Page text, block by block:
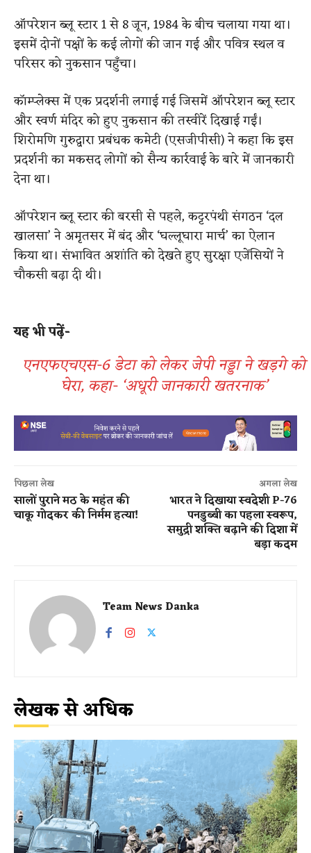
ऑपरेशन ब्लू स्टार 1 से 8 जून, 1984 के बीच चलाया गया था।
इसमें दोनों पक्षों के कई लोगों की जान गई और पवित्र स्थल व
परिसर को नुकसान पहुँचा।
कॉम्प्लेक्स में एक प्रदर्शनी लगाई गई जिसमें ऑपरेशन ब्लू स्टार
और स्वर्ण मंदिर को हुए नुकसान की तस्वीरें दिखाई गईं।
शिरोमणि गुरुद्वारा प्रबंधक कमेटी (एसजीपीसी) ने कहा कि इस
प्रदर्शनी का मकसद लोगों को सैन्य कार्रवाई के बारे में जानकारी
देना था।
ऑपरेशन ब्लू स्टार की बरसी से पहले, कट्टरपंथी संगठन ‘दल
खालसा’ ने अमृतसर में बंद और ‘घल्लूघारा मार्च’ का ऐलान
किया था। संभावित अशांति को देखते हुए सुरक्षा एजेंसियों ने
चौकसी बढ़ा दी थी।
यह भी पढ़ें-
एनएफएचएस-6 डेटा को लेकर जेपी नड्डा ने खड़गे को
घेरा, कहा- ‘अधूरी जानकारी खतरनाक’
पिछला लेख
सालों पुराने मठ के महंत की
चाकू गोदकर की निर्मम हत्या!
अगला लेख
भारत ने दिखाया स्वदेशी P-76
पनडुब्बी का पहला स्वरूप,
समुद्री शक्ति बढ़ाने की दिशा में
बड़ा कदम
Team News Danka
लेखक से अधिक